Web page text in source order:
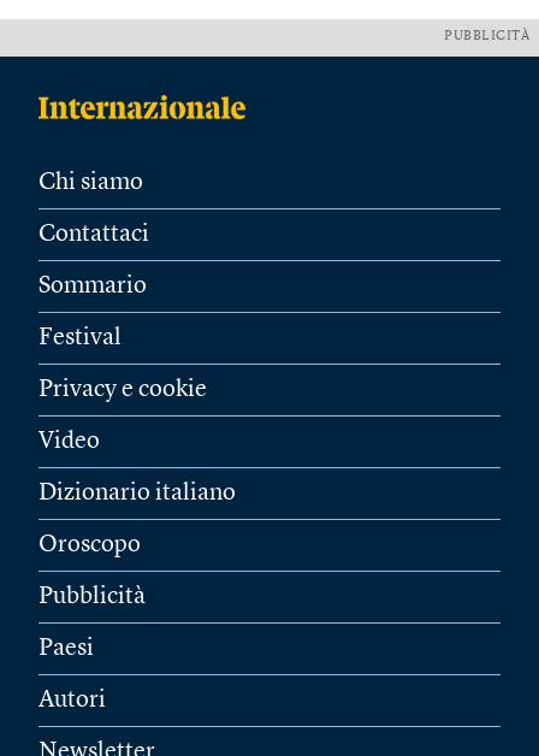
PUBBLICITÀ
Chi siamo
Contattaci
Sommario
Festival
Privacy e cookie
Video
Dizionario italiano
Oroscopo
Pubblicità
Paesi
Autori